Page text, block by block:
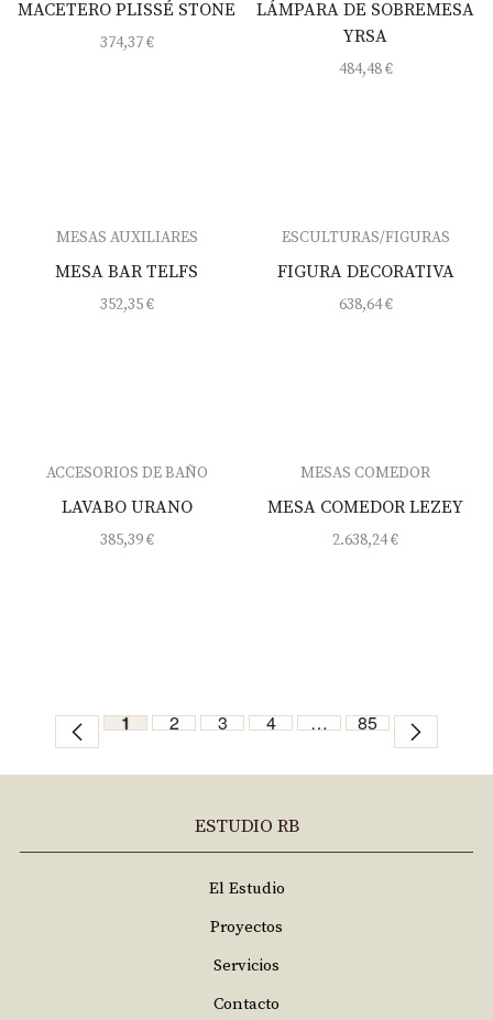
MACETERO PLISSÉ STONE
374,37€
LÁMPARA DE SOBREMESA
YRSA
484,48€
MESAS AUXILIARES
MESA BAR TELFS
352,35€
ESCULTURAS/FIGURAS
FIGURA DECORATIVA
638,64€
ACCESORIOS DE BAÑO
LAVABO URANO
385,39€
MESAS COMEDOR
MESA COMEDOR LEZEY
2.638,24€
1 2 3 4 … 85
ESTUDIO RB
El Estudio
Proyectos
Servicios
Contacto